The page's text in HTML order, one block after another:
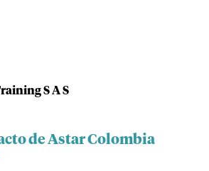
S A S
de Astar Colombia